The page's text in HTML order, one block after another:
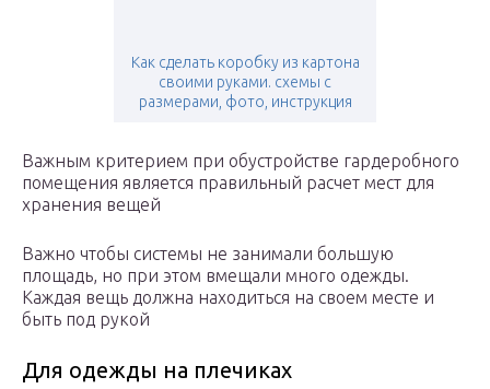
Как сделать коробку из картона
своими руками. схемы с
размерами, фото, инструкция
Важным критерием при обустройстве гардеробного
помещения является правильный расчет мест для
хранения вещей
Важно чтобы системы не занимали большую
площадь, но при этом вмещали много одежды.
Каждая вещь должна находиться на своем месте и
быть под рукой
Для одежды на плечиках